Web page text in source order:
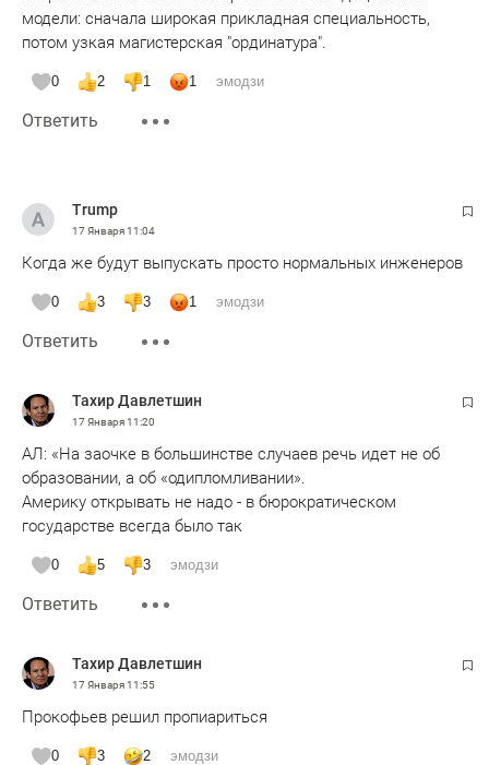
модели: сначала широкая прикладная специальность,
потом узкая магистерская "ординатура".
0 2 1 1 эмодзи
Ответить
Trump
17 Января11:04
Когда же будут выпускать просто нормальных инженеров
0 3 3 1 эмодзи
Ответить
Тахир Давлетшин
17 Января11:20
АЛ: «На заочке в большинстве случаев речь идет не об
образовании, а об «одипломливании».
Америку открывать не надо - в бюрократическом
государстве всегда было так
0 5 3 эмодзи
Ответить
Тахир Давлетшин
17 Января11:55
Прокофьев решил пропиариться
0 3 2 эмодзи